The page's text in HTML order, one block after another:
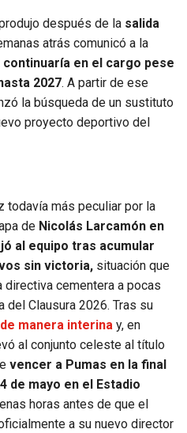
después de la salida
atrás comunicó a la
continuaría en el cargo pese
2027. A partir de ese
la búsqueda de un sustituto
proyecto deportivo del
todavía más peculiar por la
de Nicolás Larcamón en
al equipo tras acumular
sin victoria, situación que
cementera a pocas
del Clausura 2026. Tras su
manera interina y, en
al conjunto celeste al título
vencer a Pumas en la final
de mayo en el Estadio
horas antes de que el
a su nuevo director